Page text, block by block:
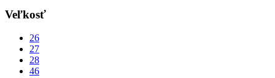
Veľkosť
26
27
28
46